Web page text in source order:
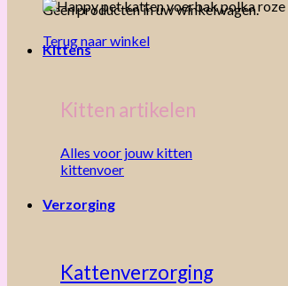
Geen producten in uw winkelwagen.
Terug naar winkel
Kittens
Kitten artikelen
Alles voor jouw kitten
kittenvoer
Verzorging
Kattenverzorging